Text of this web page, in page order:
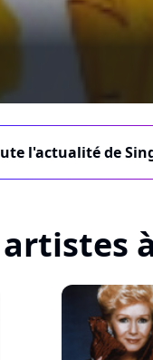
l'actualité de